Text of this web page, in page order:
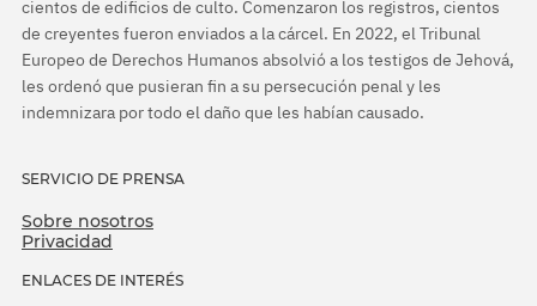
cientos de edificios de culto. Comenzaron los registros, cientos
de creyentes fueron enviados a la cárcel. En 2022, el Tribunal
Europeo de Derechos Humanos absolvió a los testigos de Jehová,
les ordenó que pusieran fin a su persecución penal y les
indemnizara por todo el daño que les habían causado.
SERVICIO DE PRENSA
Sobre nosotros
Privacidad
ENLACES DE INTERÉS